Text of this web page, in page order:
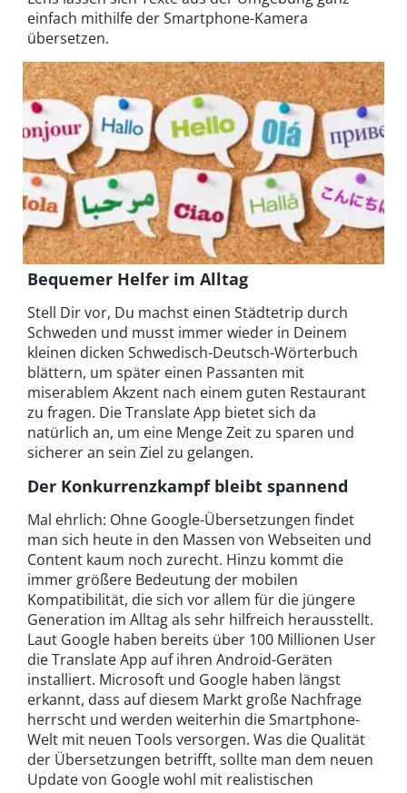
einfach mithilfe der Smartphone-Kamera
übersetzen.
Bequemer Helfer im Alltag
Stell Dir vor, Du machst einen Städtetrip durch
Schweden und musst immer wieder in Deinem
kleinen dicken Schwedisch-Deutsch-Wörterbuch
blättern, um später einen Passanten mit
miserablem Akzent nach einem guten Restaurant
zu fragen. Die Translate App bietet sich da
natürlich an, um eine Menge Zeit zu sparen und
sicherer an sein Ziel zu gelangen.
Der Konkurrenzkampf bleibt spannend
Mal ehrlich: Ohne Google-Übersetzungen findet
man sich heute in den Massen von Webseiten und
Content kaum noch zurecht. Hinzu kommt die
immer größere Bedeutung der mobilen
Kompatibilität, die sich vor allem für die jüngere
Generation im Alltag als sehr hilfreich herausstellt.
Laut Google haben bereits über 100 Millionen User
die Translate App auf ihren Android-Geräten
installiert. Microsoft und Google haben längst
erkannt, dass auf diesem Markt große Nachfrage
herrscht und werden weiterhin die Smartphone-
Welt mit neuen Tools versorgen. Was die Qualität
der Übersetzungen betrifft, sollte man dem neuen
Update von Google wohl mit realistischen